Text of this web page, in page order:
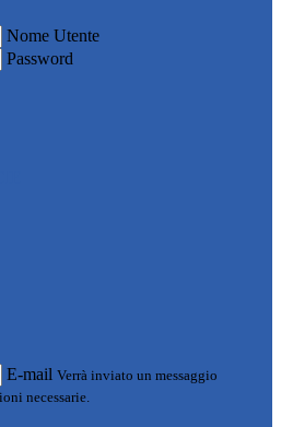
Nome Utente
Password
E-mail Verrà inviato un messaggio
necessarie.